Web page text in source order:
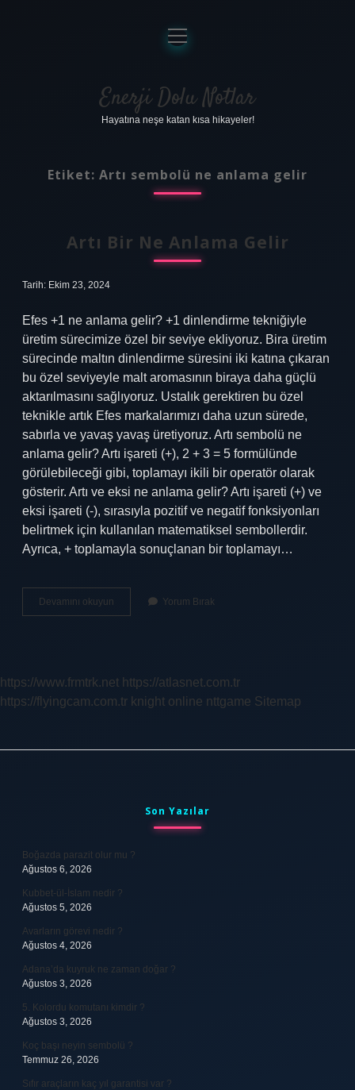
Anasayfa
Gizlilik Politikası
Yasal Uyarı
menüyü
aç
Enerji Dolu Notlar
Hayatına neşe katan kısa hikayeler!
Etiket: Artı sembolü ne anlama gelir
Artı Bir Ne Anlama Gelir
Tarih: Ekim 23, 2024
Efes +1 ne anlama gelir? +1 dinlendirme tekniğiyle
üretim sürecimize özel bir seviye ekliyoruz. Bira üretim
sürecinde maltın dinlendirme süresini iki katına çıkaran
bu özel seviyeyle malt aromasının biraya daha güçlü
aktarılmasını sağlıyoruz. Ustalık gerektiren bu özel
teknikle artık Efes markalarımızı daha uzun sürede,
sabırla ve yavaş yavaş üretiyoruz. Artı sembolü ne
anlama gelir? Artı işareti (+), 2 + 3 = 5 formülünde
görülebileceği gibi, toplamayı ikili bir operatör olarak
gösterir. Artı ve eksi ne anlama gelir? Artı işareti (+) ve
eksi işareti (-), sırasıyla pozitif ve negatif fonksiyonları
belirtmek için kullanılan matematiksel sembollerdir.
Ayrıca, + toplamayla sonuçlanan bir toplamayı…
Devamını okuyun
Bir
Yorum Bırak
https://www.frmtrk.net https://atlasnet.com.tr
https://flyingcam.com.tr knight online nttgame Sitemap
Son Yazılar
Boğazda parazit olur mu ?
Ağustos 6, 2026
Kubbet-ül-İslam nedir ?
Ağustos 5, 2026
Avarların görevi nedir ?
Ağustos 4, 2026
Adana’da kuyruk ne zaman doğar ?
Ağustos 3, 2026
5. Kolordu komutanı kimdir ?
Ağustos 3, 2026
Koç başı neyin sembolü ?
Temmuz 26, 2026
Sıfır araçların kaç yıl garantisi var ?